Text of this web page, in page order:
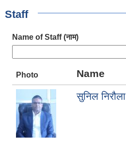
Staff
Name of Staff (नाम)
Photo Name
सुनिल निरौला